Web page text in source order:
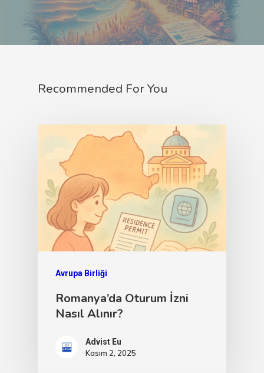
Recommended For You
Avrupa Birliği
Romanya’da Oturum İzni
Nasıl Alınır?
Advist Eu
Kasım 2, 2025